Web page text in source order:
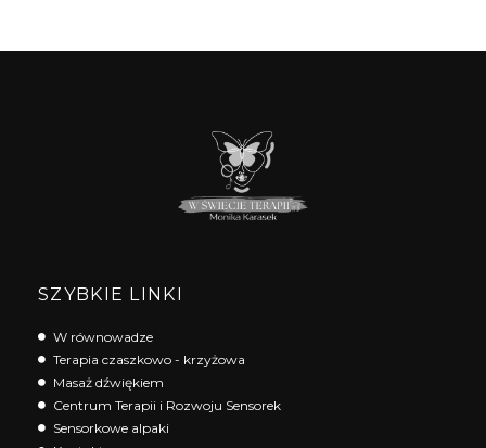
SZYBKIE LINKI
W równowadze
Terapia czaszkowo - krzyżowa
Masaż dźwiękiem
Centrum Terapii i Rozwoju Sensorek
Sensorkowe alpaki